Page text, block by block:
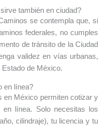
también en ciudad?
se contempla que, si
federales, no cumples
de tránsito de la Ciudad
validez en vías urbanas,
de México.
en línea?
en México permiten cotizar y
en línea. Solo necesitas los
cilindraje), tu licencia y tu